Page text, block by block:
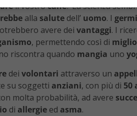
il vostrocane? La scienza
alla salute dell’ uomo. I germi
avere dei vantaggi. I
, permettendo così di
riscontra quando mangia uno
dei volontari attraverso un
su soggetti anziani, con più di 50
molta probabilità, ad avere
di allergie ed asma.